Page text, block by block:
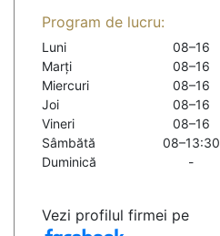
Program de lucru:
Luni
08–16
Marți
08–16
Miercuri
08–16
Joi
08–16
Vineri
08–16
Sâmbătă
08–13:30
Duminică
-
Vezi profilul firmei pe